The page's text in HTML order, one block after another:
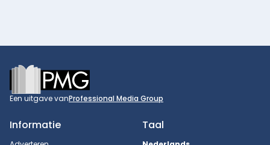
Footer
Een uitgave vanProfessional Media Group
Informatie Taal